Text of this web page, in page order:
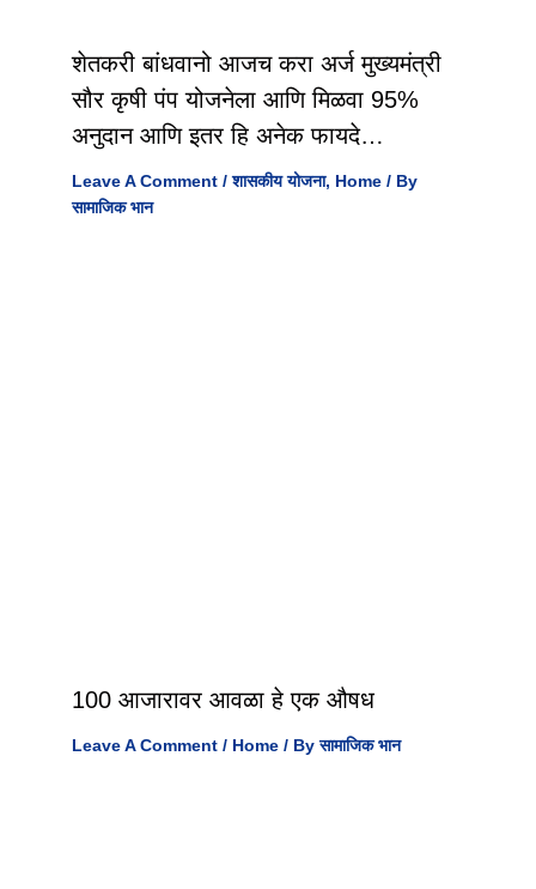
शेतकरी बांधवानो आजच करा अर्ज मुख्यमंत्री
सौर कृषी पंप योजनेला आणि मिळवा 95%
अनुदान आणि इतर हि अनेक फायदे…
Leave A Comment /शासकीय योजना, Home / By
सामाजिक भान
100 आजारावर आवळा हे एक औषध
Leave A Comment / Home / Byसामाजिक भान